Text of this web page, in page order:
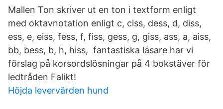
Mallen Ton skriver ut en ton i textform enligt
med oktavnotation enligt c, ciss, dess, d, diss,
ess, e, eiss, fess, f, fiss, gess, g, giss, ass, a, aiss,
bb, bess, b, h, hiss, fantastiska läsare har vi
förslag på korsordslösningar på 4 bokstäver för
ledtråden Falikt!
Höjda levervärden hund